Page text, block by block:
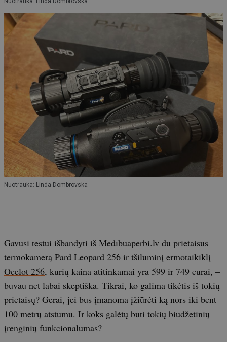
Nuotrauka: Linda Dombrovska
Gavusi testui išbandyti iš Medībuapērbi.lv du prietaisus –
termokamerą Pard Leopard 256 ir tšiluminį ermotaikiklį
Ocelot 256, kurių kaina atitinkamai yra 599 ir 749 eurai, –
buvau net labai skeptiška. Tikrai, ko galima tikėtis iš tokių
prietaisų? Gerai, jei bus įmanoma įžiūrėti ką nors iki bent
100 metrų atstumu. Ir koks galėtų būti tokių biudžetinių
įrenginių funkcionalumas?